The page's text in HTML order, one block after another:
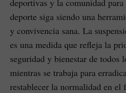
deporte siga siendo una
y convivencia sana. La
es una medida que refleja la
seguridad y bienestar de todos
mientras se trabaja para
restablecer la normalidad en el